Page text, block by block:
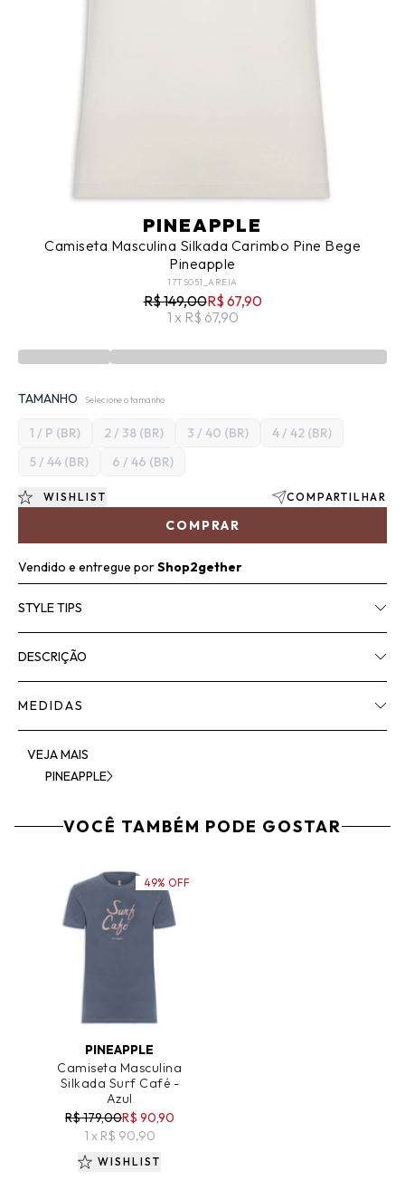
PINEAPPLE
Camiseta Masculina Silkada Carimbo Pine Bege
Pineapple
17TS051_AREIA
R$ 149,00R$ 67,90
1 x R$ 67,90
TAMANHO Selecione o tamanho
1 / P (BR) 2 / 38 (BR) 3 / 40 (BR)
4 / 42 (BR)
5 / 44 (BR)
6 / 46 (BR)
COMPRAR
WISHLIST COMPARTILHAR
Vendido e entregue porShop2gether
STYLE TIPS
DESCRIÇÃO
MEDIDAS
VEJA MAIS
PINEAPPLE
VOCÊ TAMBÉM PODE GOSTAR
ADICIONAR AO CARRINHO
PINEAPPLE
Camiseta Masculina
Silkada Surf Café -
Azul
R$ 179,00R$ 90,90
1 x R$ 90,90
49% OFF
WISHLIST